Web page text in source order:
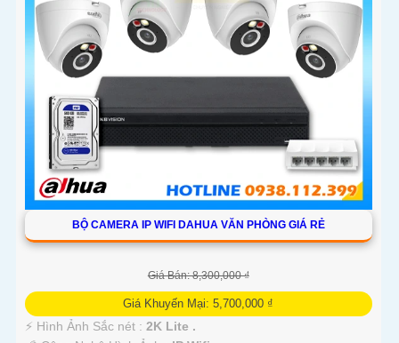
BỘ CAMERA IP WIFI DAHUA VĂN PHÒNG GIÁ RẺ
Giá Bán: 8,300,000 ₫
Giá Khuyến Mại: 5,700,000 ₫
️⚡ Hình Ảnh Sắc nét : 2K Lite .